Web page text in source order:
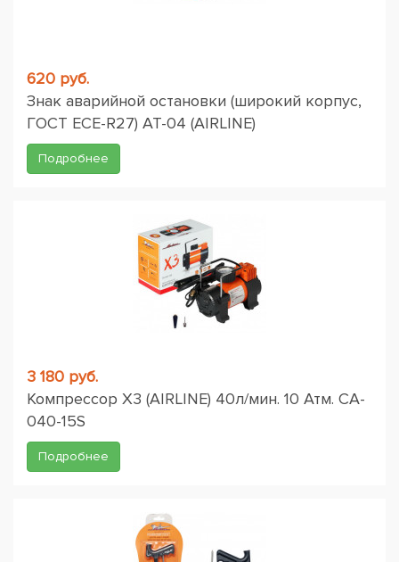
620 руб.
Знак аварийной остановки (широкий корпус,
ГОСТ ЕСЕ-R27) AT-04 (AIRLINE)
Подробнее
3 180 руб.
Компрессор X3 (AIRLINE) 40л/мин. 10 Атм. CA-
040-15S
Подробнее